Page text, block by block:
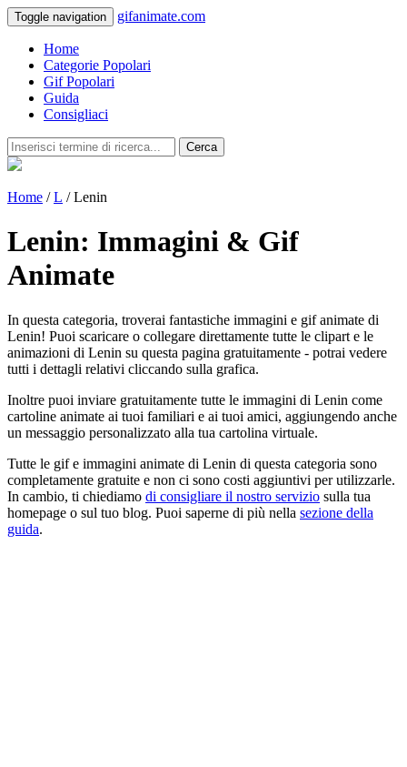
Toggle navigation gifanimate.com
Home
Categorie Popolari
Gif Popolari
Guida
Consigliaci
Cerca
Home /L / Lenin
Lenin: Immagini & Gif
Animate
In questa categoria, troverai fantastiche immagini e gif animate di
Lenin! Puoi scaricare o collegare direttamente tutte le clipart e le
animazioni di Lenin su questa pagina gratuitamente - potrai vedere
tutti i dettagli relativi cliccando sulla grafica.
Inoltre puoi inviare gratuitamente tutte le immagini di Lenin come
cartoline animate ai tuoi familiari e ai tuoi amici, aggiungendo anche
un messaggio personalizzato alla tua cartolina virtuale.
Tutte le gif e immagini animate di Lenin di questa categoria sono
completamente gratuite e non ci sono costi aggiuntivi per utilizzarle.
In cambio, ti chiediamo di consigliare il nostro servizio sulla tua
homepage o sul tuo blog. Puoi saperne di più nella sezione della
guida.